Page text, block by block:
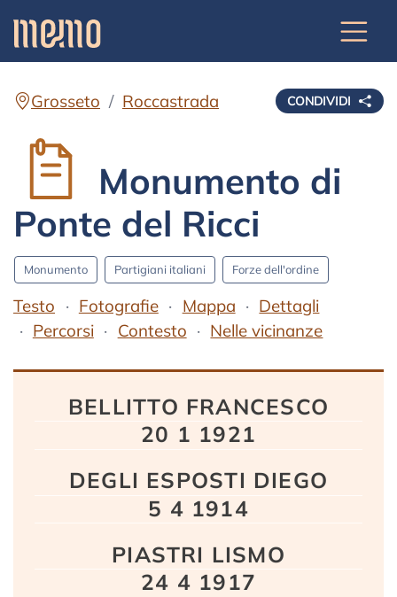
CONDIVIDI
Grosseto Roccastrada
Monumento di
Ponte del Ricci
Monumento Partigiani italiani Forze dell'ordine
Testo Fotografie Mappa
Dettagli
Percorsi
Contesto Nelle vicinanze
BELLITTO FRANCESCO
20 1 1921
DEGLI ESPOSTI DIEGO
5 4 1914
PIASTRI LISMO
24 4 1917